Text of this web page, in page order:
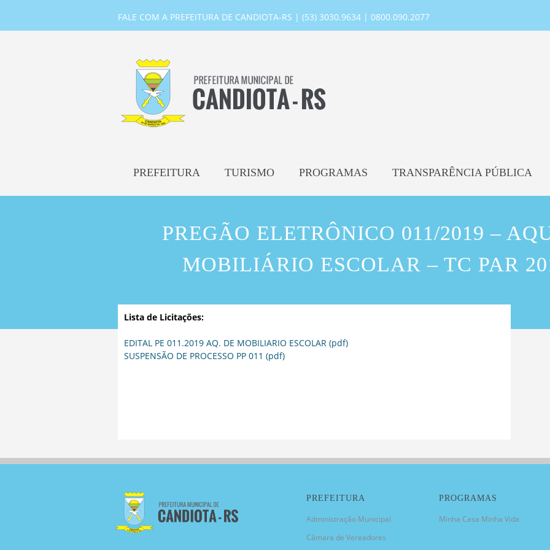
FALE COM A PREFEITURA DE CANDIOTA-RS | (53) 3030.9634 | 0800.090.2077
PREFEITURA TURISMO PROGRAMAS TRANSPARÊNCIA PÚBLICA
PREGÃO ELETRÔNICO 011/2019 –
MOBILIÁRIO ESCOLAR – TC PAR
Lista de Licitações:
EDITAL PE 011.2019 AQ. DE MOBILIARIO ESCOLAR (pdf)
SUSPENSÃO DE PROCESSO PP 011 (pdf)
PREFEITURA
Administração Municipal
Câmara de Vereadores
PROGRAMAS
Minha Casa Minha Vida